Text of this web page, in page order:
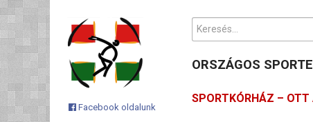
Facebook oldalunk
Keresés...
ORSZÁGOS
SPORTKÓRHÁZ – OTT